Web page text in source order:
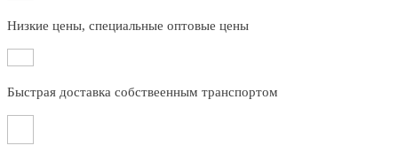
Низкие цены, специальные оптовые цены
Быстрая доставка собствеенным транспортом